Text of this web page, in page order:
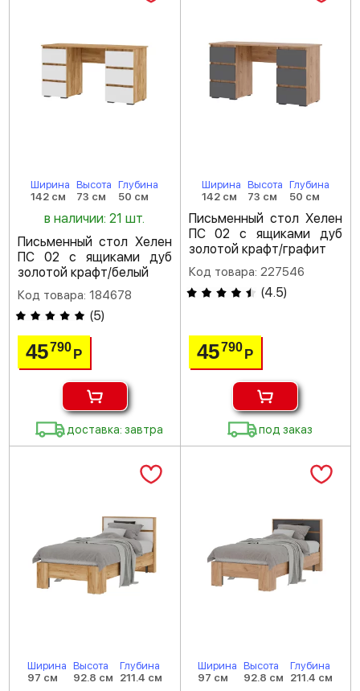
Ширина
142 см
Высота
73 см
Глубина
50 см
в наличии: 21 шт.
Письменный стол Хелен
ПС 02 с ящиками дуб
золотой крафт/белый
Код товара: 184678
(5)
45790Р
доставка: завтра
Ширина
142 см
Высота
73 см
Глубина
50 см
Письменный стол Хелен
ПС 02 с ящиками дуб
золотой крафт/графит
Код товара: 227546
(4.5)
45790 Р
под заказ
Ширина
97 см
Высота
92.8 см
Глубина
211.4 см
Ширина
97 см
Высота
92.8 см
Глубина
211.4 см